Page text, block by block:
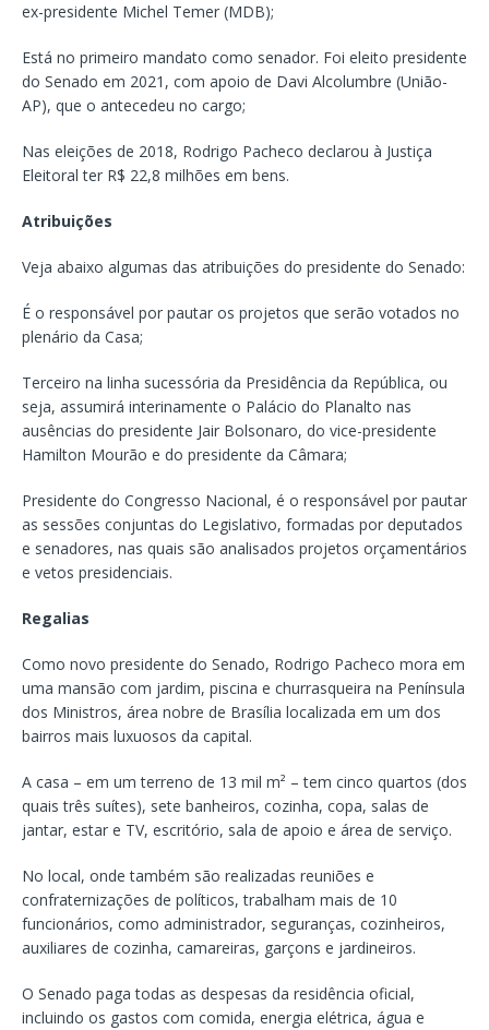
ex-presidente Michel Temer (MDB);
Está no primeiro mandato como senador. Foi eleito presidente
do Senado em 2021, com apoio de Davi Alcolumbre (União-
AP), que o antecedeu no cargo;
Nas eleições de 2018, Rodrigo Pacheco declarou à Justiça
Eleitoral ter R$ 22,8 milhões em bens.
Atribuições
Veja abaixo algumas das atribuições do presidente do Senado:
É o responsável por pautar os projetos que serão votados no
plenário da Casa;
Terceiro na linha sucessória da Presidência da República, ou
seja, assumirá interinamente o Palácio do Planalto nas
ausências do presidente Jair Bolsonaro, do vice-presidente
Hamilton Mourão e do presidente da Câmara;
Presidente do Congresso Nacional, é o responsável por pautar
as sessões conjuntas do Legislativo, formadas por deputados
e senadores, nas quais são analisados projetos orçamentários
e vetos presidenciais.
Regalias
Como novo presidente do Senado, Rodrigo Pacheco mora em
uma mansão com jardim, piscina e churrasqueira na Península
dos Ministros, área nobre de Brasília localizada em um dos
bairros mais luxuosos da capital.
A casa – em um terreno de 13 mil m² – tem cinco quartos (dos
quais três suítes), sete banheiros, cozinha, copa, salas de
jantar, estar e TV, escritório, sala de apoio e área de serviço.
No local, onde também são realizadas reuniões e
confraternizações de políticos, trabalham mais de 10
funcionários, como administrador, seguranças, cozinheiros,
auxiliares de cozinha, camareiras, garçons e jardineiros.
O Senado paga todas as despesas da residência oficial,
incluindo os gastos com comida, energia elétrica, água e